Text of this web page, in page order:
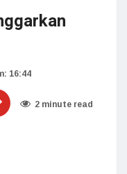
16:44
2 minute read